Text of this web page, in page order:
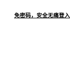
免密码，安全无痛登入